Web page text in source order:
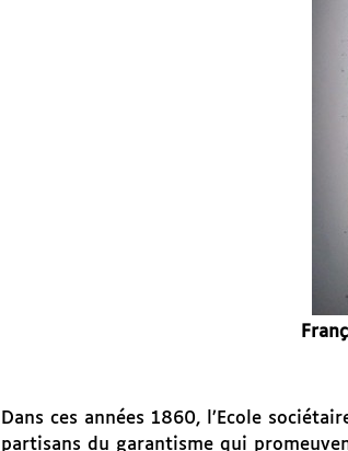
Dans ces années 1860, l’Ecole
partisans du garantisme qui